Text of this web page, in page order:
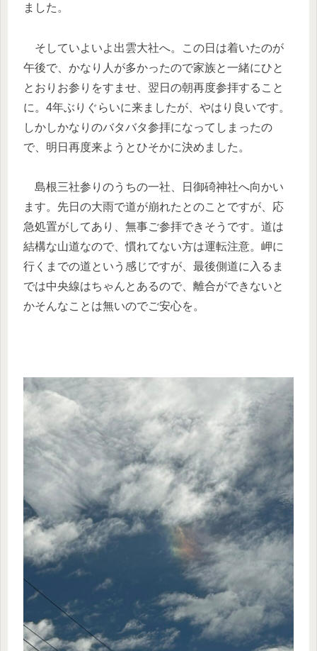
ました。
そしていよいよ出雲大社へ。この日は着いたのが
午後で、かなり人が多かったので家族と一緒にひと
とおりお参りをすませ、翌日の朝再度参拝すること
に。4年ぶりぐらいに来ましたが、やはり良いです。
しかしかなりのバタバタ参拝になってしまったの
で、明日再度来ようとひそかに決めました。
島根三社参りのうちの一社、日御碕神社へ向かい
ます。先日の大雨で道が崩れたとのことですが、応
急処置がしてあり、無事ご参拝できそうです。道は
結構な山道なので、慣れてない方は運転注意。岬に
行くまでの道という感じですが、最後側道に入るま
では中央線はちゃんとあるので、離合ができないと
かそんなことは無いのでご安心を。